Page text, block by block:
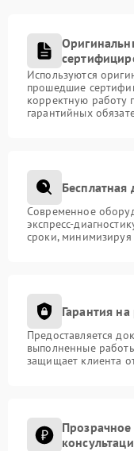
Используются
прошедшие
корректную работу
гарантийных
Современное
экспресс-
сроки, минимизируя
Гарантия
Предоставляется
выполненные
защищает клиента